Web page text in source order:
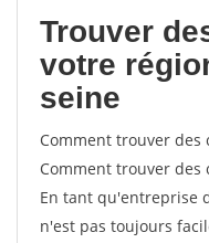
Trouver
votre
seine
Comment trouver des
Comment trouver
En tant qu'entreprise
n'est pas toujours